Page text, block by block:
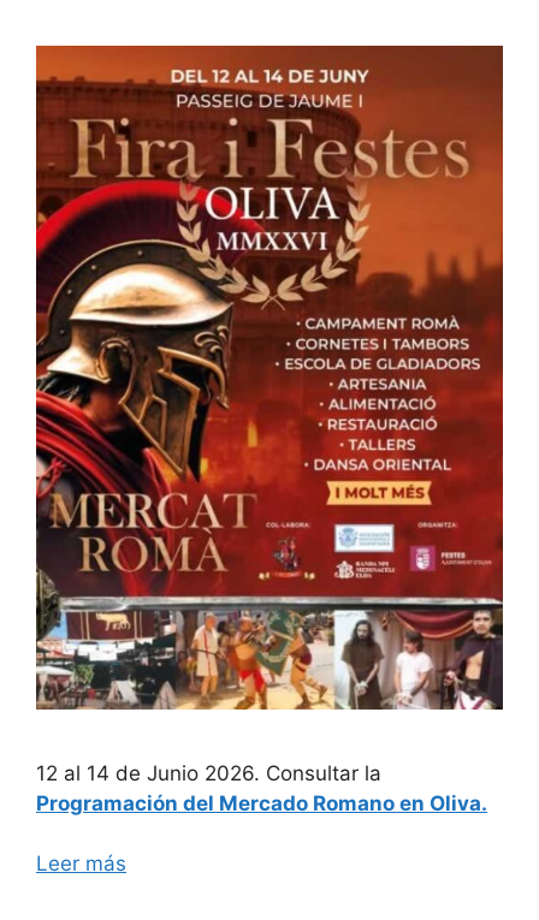
12 al 14 de Junio 2026. Consultar la
Programación del Mercado Romano en Oliva.
Leer más